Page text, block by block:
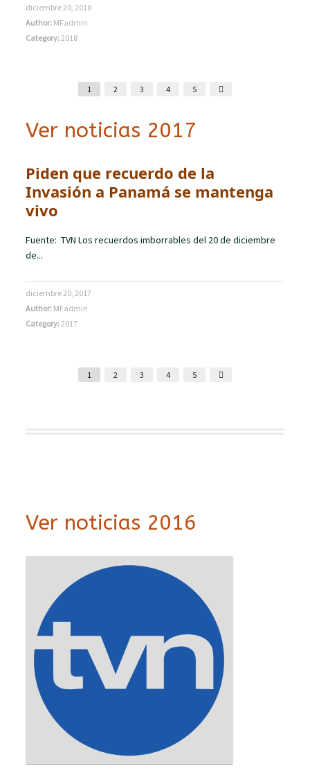
diciembre 20, 2018
Author: MFadmin
Category:2018
1 2 3 4 5
Ver noticias 2017
Piden que recuerdo de la
Invasión a Panamá se mantenga
vivo
Fuente: TVN Los recuerdos imborrables del 20 de diciembre
de...
diciembre 20, 2017
Author: MFadmin
Category:2017
1 2 3 4 5
Ver noticias 2016